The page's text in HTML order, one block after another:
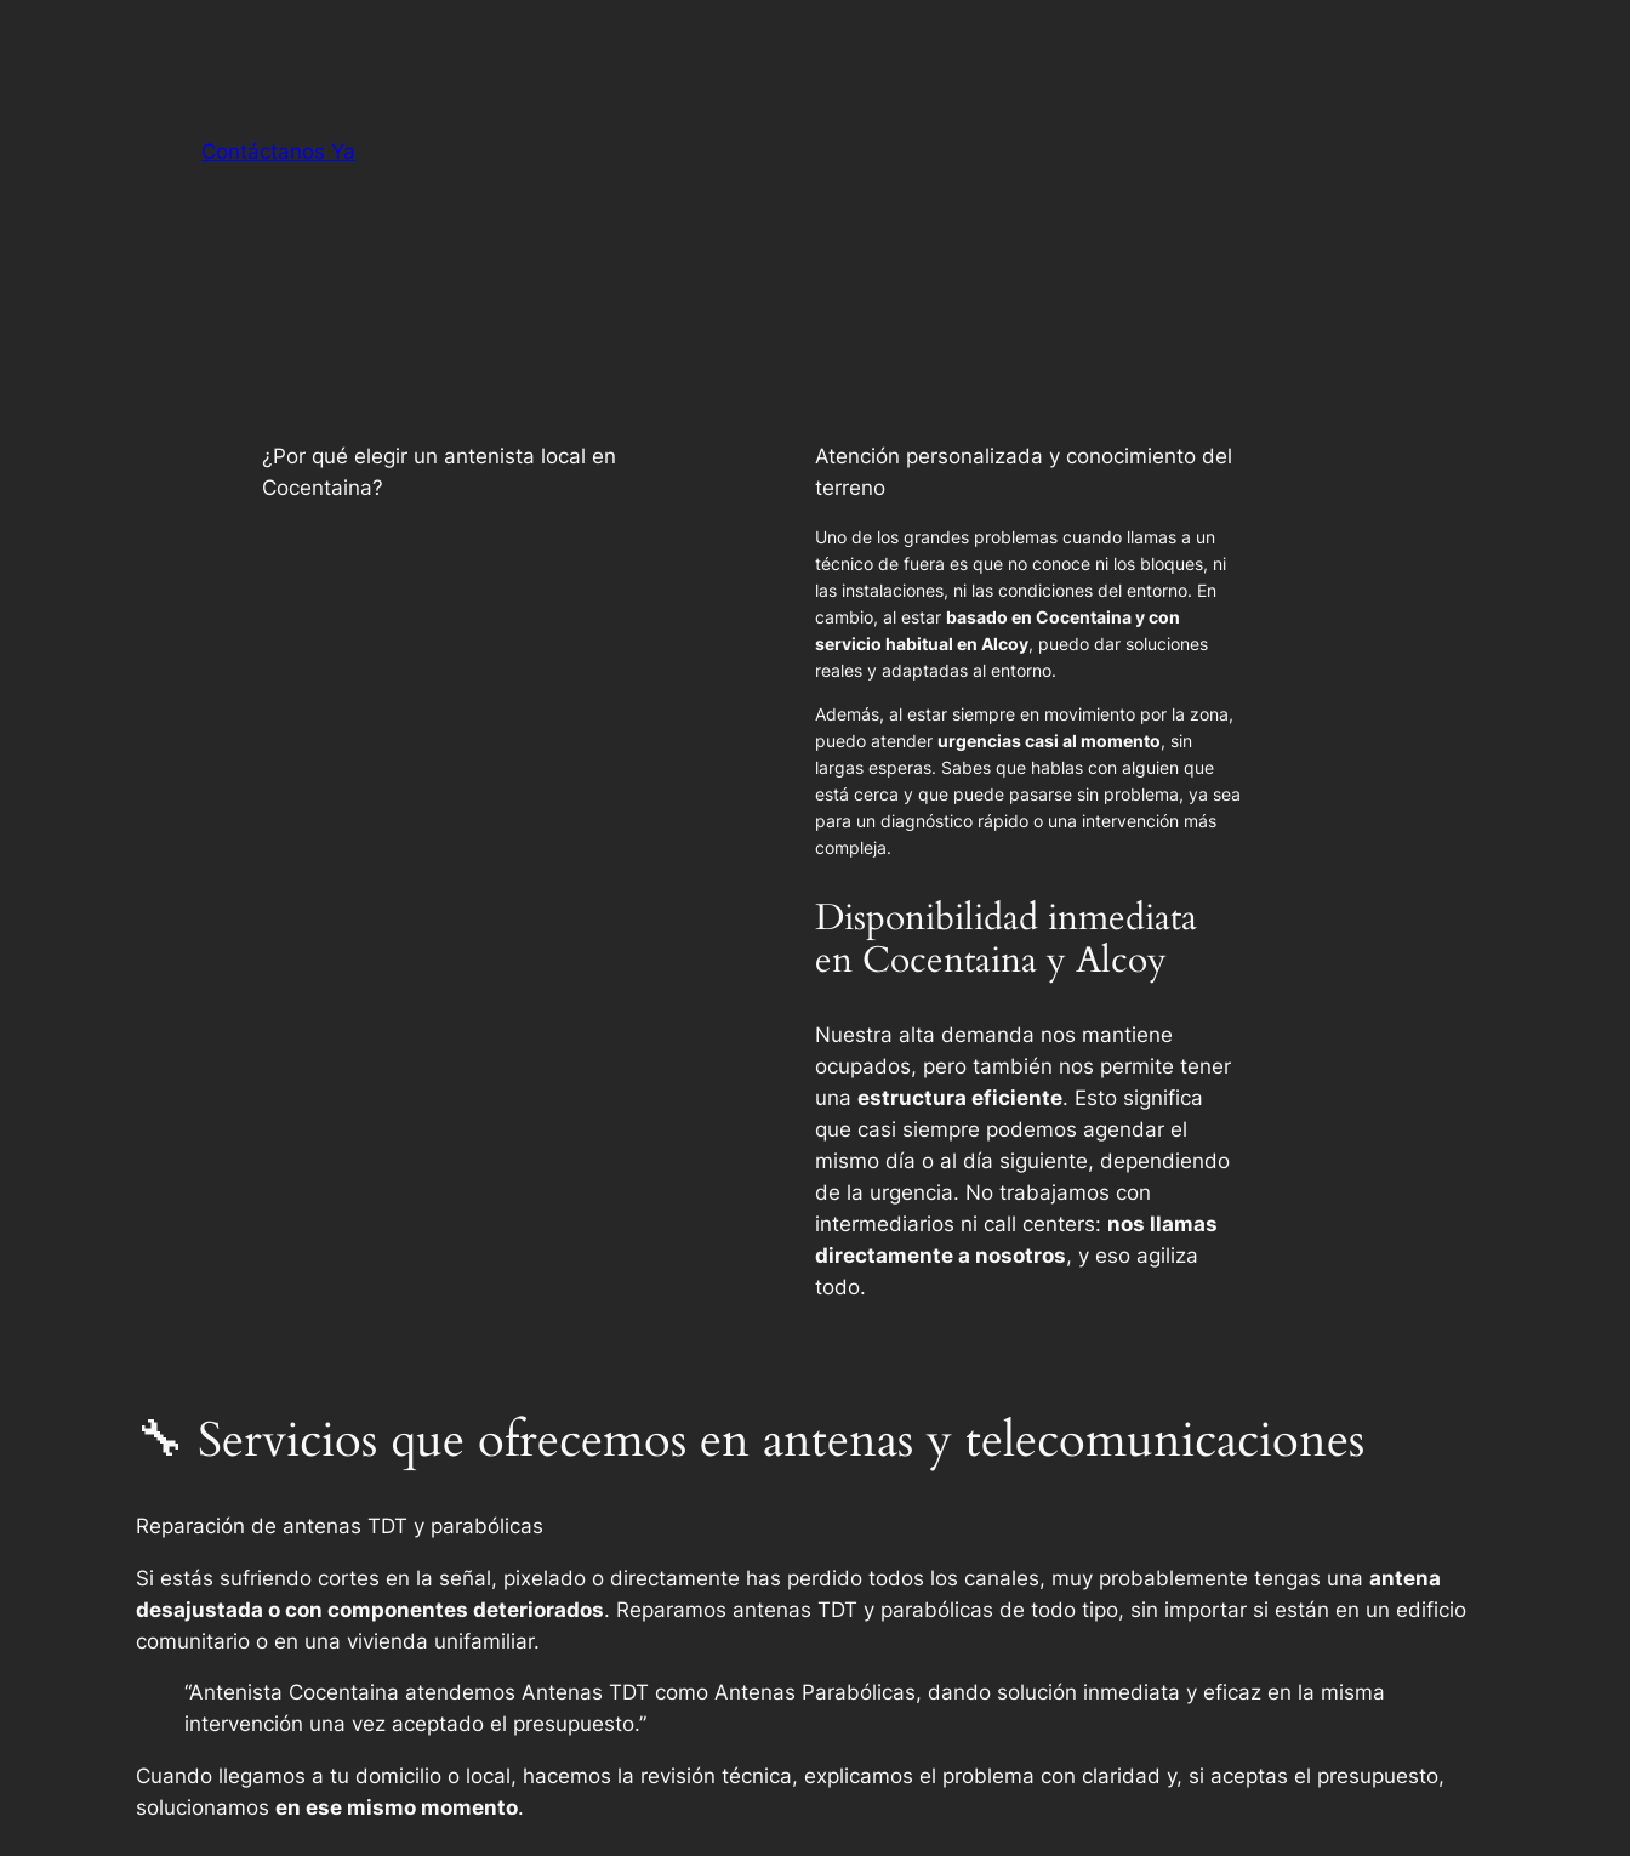
Contáctanos Ya
¿Por qué elegir un antenista local en
Cocentaina?
Atención personalizada y conocimiento del
terreno
Uno de los grandes problemas cuando llamas a un
técnico de fuera es que no conoce ni los bloques, ni
las instalaciones, ni las condiciones del entorno. En
cambio, al estar basado en Cocentaina y con
servicio habitual en Alcoy, puedo dar soluciones
reales y adaptadas al entorno.
Además, al estar siempre en movimiento por la zona,
puedo atender urgencias casi al momento, sin
largas esperas. Sabes que hablas con alguien que
está cerca y que puede pasarse sin problema, ya sea
para un diagnóstico rápido o una intervención más
compleja.
Disponibilidad inmediata
en Cocentaina y Alcoy
Nuestra alta demanda nos mantiene
ocupados, pero también nos permite tener
una estructura eficiente. Esto significa
que casi siempre podemos agendar el
mismo día o al día siguiente, dependiendo
de la urgencia. No trabajamos con
intermediarios ni call centers: nos llamas
directamente a nosotros, y eso agiliza
todo.
🔧 Servicios que ofrecemos en antenas y telecomunicaciones
Reparación de antenas TDT y parabólicas
Si estás sufriendo cortes en la señal, pixelado o directamente has perdido todos los canales, muy probablemente tengas una antena
desajustada o con componentes deteriorados. Reparamos antenas TDT y parabólicas de todo tipo, sin importar si están en un edificio
comunitario o en una vivienda unifamiliar.
“Antenista Cocentaina atendemos Antenas TDT como Antenas Parabólicas, dando solución inmediata y eficaz en la misma
intervención una vez aceptado el presupuesto.”
Cuando llegamos a tu domicilio o local, hacemos la revisión técnica, explicamos el problema con claridad y, si aceptas el presupuesto,
solucionamos en ese mismo momento.